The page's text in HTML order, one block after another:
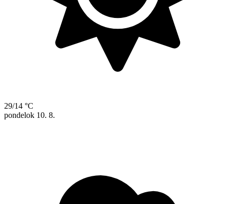
29/14 °C
pondelok 10. 8.